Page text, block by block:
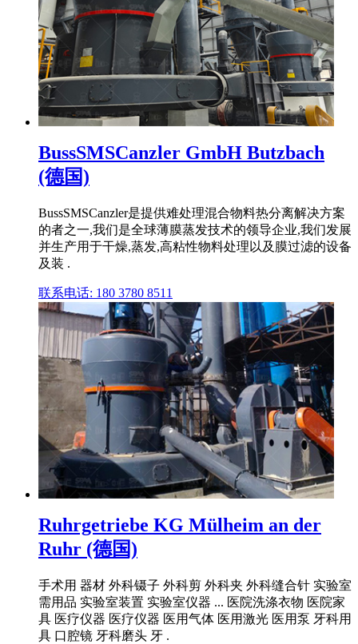
BussSMSCanzler GmbH Butzbach
(德国)
BussSMSCanzler是提供难处理混合物料热分离解决方案
的者之一,我们是全球薄膜蒸发技术的领导企业,我们发展
并生产用于干燥,蒸发,高粘性物料处理以及膜过滤的设备
及装 .
联系电话: 180 3780 8511
Ruhrgetriebe KG Mülheim an der
Ruhr (德国)
手术用 器材 外科镊子 外科剪 外科夹 外科缝合针 实验室
需用品 实验室装置 实验室仪器 ... 医院洗涤衣物 医院家
具 医疗仪器 医疗仪器 医用气体 医用激光 医用泵 牙科用
具 口腔镜 牙科磨头 牙 .